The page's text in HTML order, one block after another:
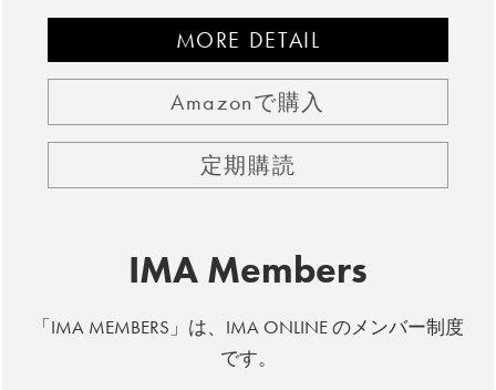
MORE DETAIL
Amazonで購入
定期購読
IMA Members
「IMA MEMBERS」は、IMA ONLINE のメンバー制度
です。